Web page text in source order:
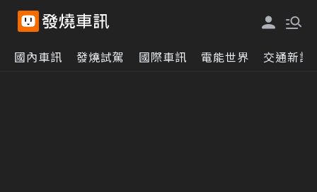
國內車訊 發燒試駕 國際車訊 電能世界 交通新訊